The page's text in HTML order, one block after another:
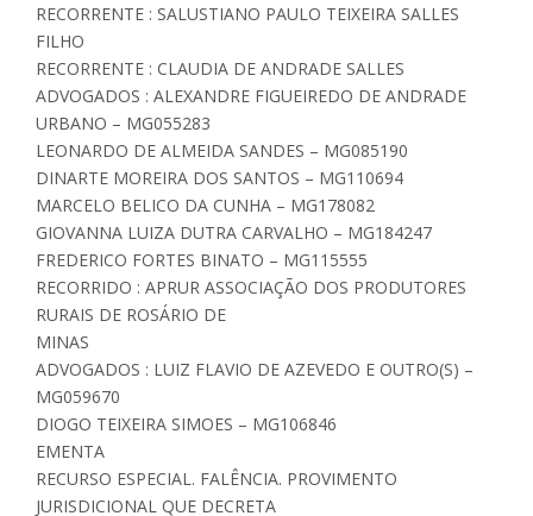
RECORRENTE : SALUSTIANO PAULO TEIXEIRA SALLES
FILHO
RECORRENTE : CLAUDIA DE ANDRADE SALLES
ADVOGADOS : ALEXANDRE FIGUEIREDO DE ANDRADE
URBANO – MG055283
LEONARDO DE ALMEIDA SANDES – MG085190
DINARTE MOREIRA DOS SANTOS – MG110694
MARCELO BELICO DA CUNHA – MG178082
GIOVANNA LUIZA DUTRA CARVALHO – MG184247
FREDERICO FORTES BINATO – MG115555
RECORRIDO : APRUR ASSOCIAÇÃO DOS PRODUTORES
RURAIS DE ROSÁRIO DE
MINAS
ADVOGADOS : LUIZ FLAVIO DE AZEVEDO E OUTRO(S) –
MG059670
DIOGO TEIXEIRA SIMOES – MG106846
EMENTA
RECURSO ESPECIAL. FALÊNCIA. PROVIMENTO
JURISDICIONAL QUE DECRETA